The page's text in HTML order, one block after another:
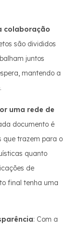
colaboração
são divididos
juntos
mantendo a
uma rede de
documento é
que trazem para o
quanto
de
final tenha uma
: Com a